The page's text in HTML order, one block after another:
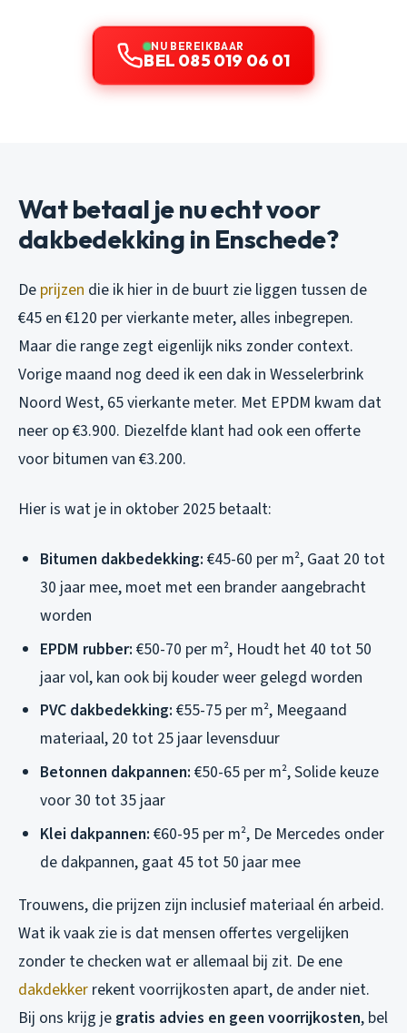
NU BEREIKBAAR
BEL 085 019 06 01
Wat betaal je nu echt voor
dakbedekking in Enschede?
De prijzen die ik hier in de buurt zie liggen tussen de
€45 en €120 per vierkante meter, alles inbegrepen.
Maar die range zegt eigenlijk niks zonder context.
Vorige maand nog deed ik een dak in Wesselerbrink
Noord West, 65 vierkante meter. Met EPDM kwam dat
neer op €3.900. Diezelfde klant had ook een offerte
voor bitumen van €3.200.
Hier is wat je in oktober 2025 betaalt:
Bitumen dakbedekking: €45-60 per m², Gaat 20 tot
30 jaar mee, moet met een brander aangebracht
worden
EPDM rubber: €50-70 per m², Houdt het 40 tot 50
jaar vol, kan ook bij kouder weer gelegd worden
PVC dakbedekking: €55-75 per m², Meegaand
materiaal, 20 tot 25 jaar levensduur
Betonnen dakpannen: €50-65 per m², Solide keuze
voor 30 tot 35 jaar
Klei dakpannen: €60-95 per m², De Mercedes onder
de dakpannen, gaat 45 tot 50 jaar mee
Trouwens, die prijzen zijn inclusief materiaal én arbeid.
Wat ik vaak zie is dat mensen offertes vergelijken
zonder te checken wat er allemaal bij zit. De ene
dakdekker rekent voorrijkosten apart, de ander niet.
Bij ons krijg je gratis advies en geen voorrijkosten, bel